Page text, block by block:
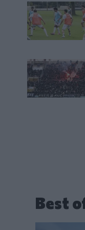
ΟΦΗ: Αυτός
Σούπερ Καπ:
Best